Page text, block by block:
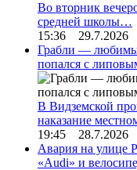
Во вторник
средней школы…
15:36 29.7.2026
Грабли —
попался с
В Видземской
наказание
19:45 28.7.2026
Авария на улице
«Audi» и